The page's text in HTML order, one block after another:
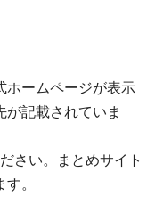
ホームページが表示
が記載されていま
さい。まとめサイト
。